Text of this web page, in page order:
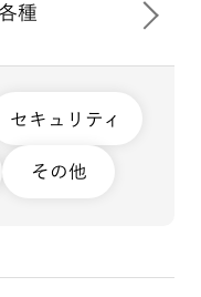
種
セキュリティ
その他